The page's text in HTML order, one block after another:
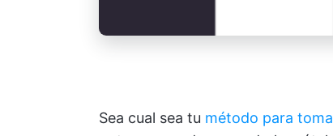
Sea cual sea tu método para